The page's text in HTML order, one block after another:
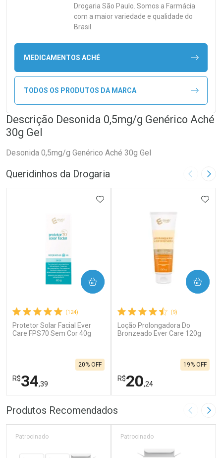
Drogaria São Paulo. Somos a Farmácia
com a maior variedade e qualidade do
Brasil.
MEDICAMENTOS ACHÉ
TODOS OS PRODUTOS DA MARCA
Descrição Desonida 0,5mg/g Genérico Aché
30g Gel
Desonida 0,5mg/g Genérico Aché 30g Gel
Queridinhos da Drogaria Imagem
(124)
Protetor Solar Facial Ever
Care FPS70 Sem Cor 40g
R$34,39
20% OFF
ADICIONAR AOS FAVORITOS
COMPRAR
FECHAR
Laboratório
FECHAR
Por Menos
(9)
Loção Prolongadora Do
Bronzeado Ever Care 120g
R$20,24
19% OFF
COMPRAR
Laboratório
Por Menos
Produtos Recomendados Imagem
Patrocinado Patrocinado